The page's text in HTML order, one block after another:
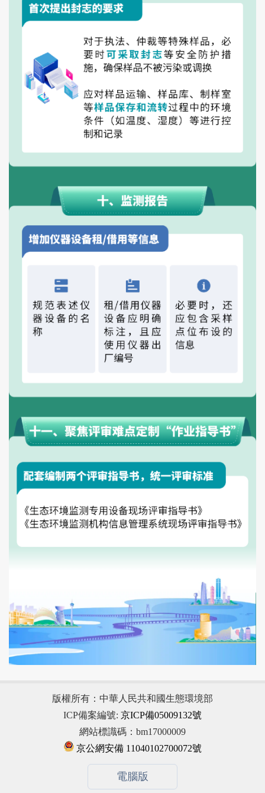
版權所有：中華人民共和國生態環境部
ICP備案編號: 京ICP備05009132號
網站標識碼：bm17000009
京公網安備 11040102700072號
電腦版